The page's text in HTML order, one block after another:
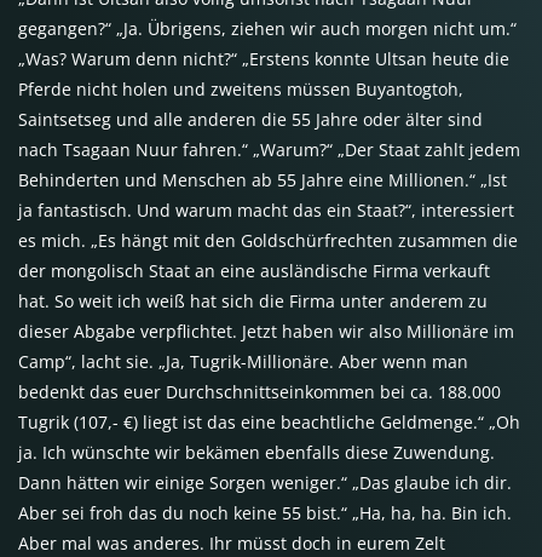
gegangen?“ „Ja. Übrigens, ziehen wir auch morgen nicht um.“
„Was? Warum denn nicht?“ „Erstens konnte Ultsan heute die
Pferde nicht holen und zweitens müssen Buyantogtoh,
Saintsetseg und alle anderen die 55 Jahre oder älter sind
nach Tsagaan Nuur fahren.“ „Warum?“ „Der Staat zahlt jedem
Behinderten und Menschen ab 55 Jahre eine Millionen.“ „Ist
ja fantastisch. Und warum macht das ein Staat?“, interessiert
es mich. „Es hängt mit den Goldschürfrechten zusammen die
der mongolisch Staat an eine ausländische Firma verkauft
hat. So weit ich weiß hat sich die Firma unter anderem zu
dieser Abgabe verpflichtet. Jetzt haben wir also Millionäre im
Camp“, lacht sie. „Ja, Tugrik-Millionäre. Aber wenn man
bedenkt das euer Durchschnittseinkommen bei ca. 188.000
Tugrik (107,- €) liegt ist das eine beachtliche Geldmenge.“ „Oh
ja. Ich wünschte wir bekämen ebenfalls diese Zuwendung.
Dann hätten wir einige Sorgen weniger.“ „Das glaube ich dir.
Aber sei froh das du noch keine 55 bist.“ „Ha, ha, ha. Bin ich.
Aber mal was anderes. Ihr müsst doch in eurem Zelt